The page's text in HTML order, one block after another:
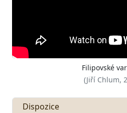
Filipovské
(Jiří Chlum,
Dispozice